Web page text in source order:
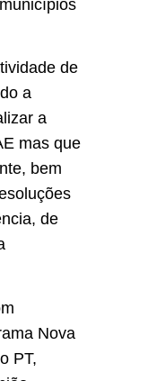
de
a
a
mas que
bem
de
Nova
PT,